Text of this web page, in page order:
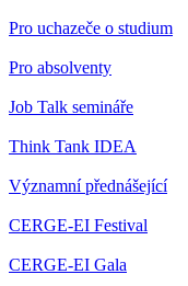
Pro uchazeče o studium
Pro absolventy
Job Talk semináře
Think Tank IDEA
Významní přednášející
CERGE-EI Festival
CERGE-EI Gala